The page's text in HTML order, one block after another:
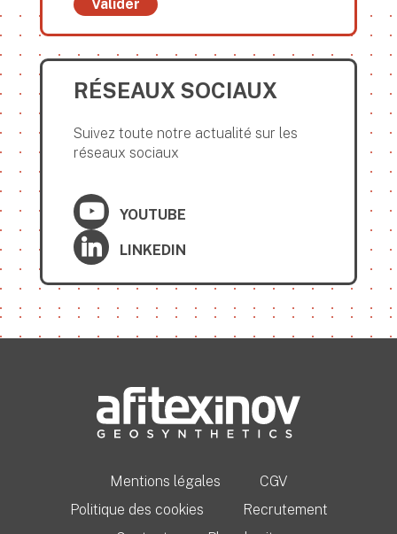
Valider
RÉSEAUX SOCIAUX
Suivez toute notre actualité sur les
réseaux sociaux
YOUTUBE
LINKEDIN
Mentions légales
CGV
Politique des cookies
Recrutement